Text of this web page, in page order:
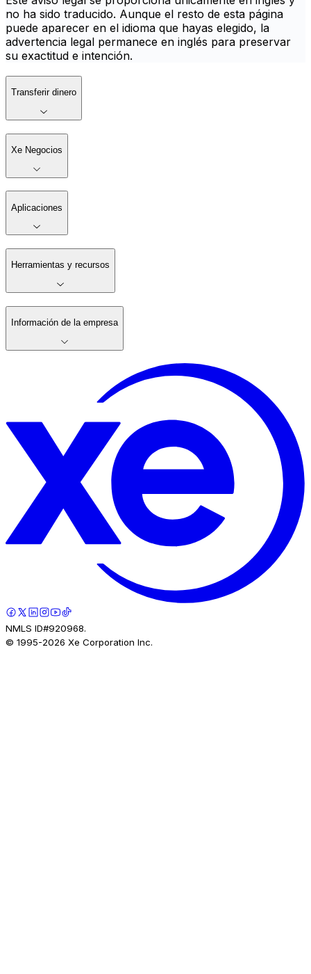
no ha sido traducido. Aunque el resto de esta página
puede aparecer en el idioma que hayas elegido, la
advertencia legal permanece en inglés para preservar
su exactitud e intención.
Transferir dinero
Xe Negocios
Aplicaciones
Herramientas y recursos
Información de la empresa
NMLS ID#920968.
© 1995-2026 Xe Corporation Inc.